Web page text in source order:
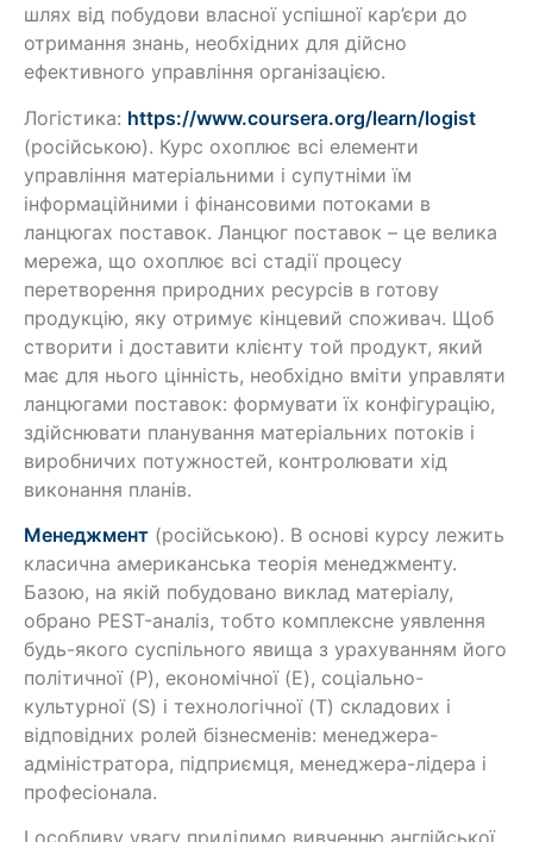
шлях від побудови власної успішної кар’єри до
отримання знань, необхідних для дійсно
ефективного управління організацією.
Логістика: https://www.coursera.org/learn/logist
(російською). Курс охоплює всі елементи
управління матеріальними і супутніми їм
інформаційними і фінансовими потоками в
ланцюгах поставок. Ланцюг поставок – це велика
мережа, що охоплює всі стадії процесу
перетворення природних ресурсів в готову
продукцію, яку отримує кінцевий споживач. Щоб
створити і доставити клієнту той продукт, який
має для нього цінність, необхідно вміти управляти
ланцюгами поставок: формувати їх конфігурацію,
здійснювати планування матеріальних потоків і
виробничих потужностей, контролювати хід
виконання планів.
Менеджмент (російською). В основі курсу лежить
класична американська теорія менеджменту.
Базою, на якій побудовано виклад матеріалу,
обрано PEST-аналіз, тобто комплексне уявлення
будь-якого суспільного явища з урахуванням його
політичної (P), економічної (E), соціально-
культурної (S) і технологічної (T) складових і
відповідних ролей бізнесменів: менеджера-
адміністратора, підприємця, менеджера-лідера і
професіонала.